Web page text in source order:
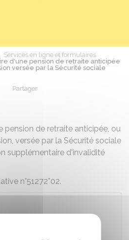
Services en ligne et formulaires
d'une pension de retraite anticipée
versée par la Sécurité sociale
Partager
pension de retraite anticipée, ou
versée par la Sécurité sociale
supplémentaire d'invalidité
n°51272*02.